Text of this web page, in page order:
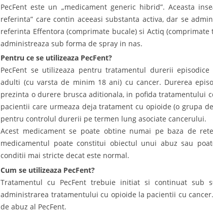
PecFent este un „medicament generic hibrid”. Aceasta
referinta” care contin aceeasi substanta activa, dar se
referinta Effentora (comprimate bucale) si Actiq
administreaza sub forma de spray in nas.
Pentru ce se utilizeaza PecFent?
PecFent se utilizeaza pentru tratamentul durerii
adulti (cu varsta de minim 18 ani) cu cancer. Durerea
prezinta o durere brusca aditionala, in pofida tratamentului
pacientii care urmeaza deja tratament cu opioide (o grupa
pentru controlul durerii pe termen lung asociate cancerului.
Acest medicament se poate obtine numai pe baza de
medicamentul poate constitui obiectul unui abuz sau
conditii mai stricte decat este normal.
Cum se utilizeaza PecFent?
Tratamentul cu PecFent trebuie initiat si continuat sub
administrarea tratamentului cu opioide la pacientii cu
de abuz al PecFent.